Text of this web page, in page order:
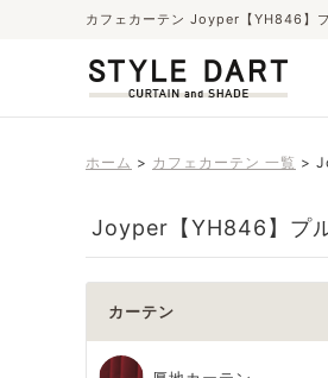
カフェカーテン Joyper【YH846】
ホーム カフェカーテン 一覧
Joyper【YH846】プ
カーテン